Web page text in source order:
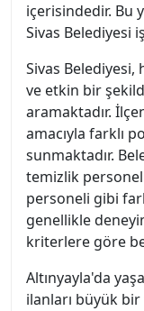
içerisindedir. Bu
Sivas Belediyesi
Sivas
ve etkin bir
aramaktadır.
amacıyla farklı
sunmaktadır.
temizlik
personeli gibi
genellikle
kriterlere göre
Altınyayla'da
ilanları büyük bir